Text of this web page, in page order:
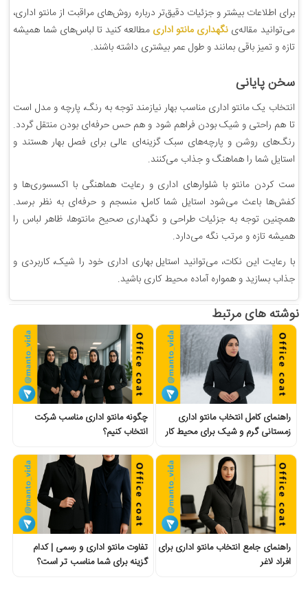
برای اطلاعات بیشتر و جزئیات دقیق‌تر درباره روش‌های مراقبت از مانتو اداری،
می‌توانید مقاله‌ی نگهداری مانتو اداری مطالعه کنید تا لباس‌های شما همیشه
تازه و تمیز باقی بمانند و طول عمر بیشتری داشته باشند.
سخن پایانی
انتخاب یک مانتو اداری مناسب بهار نیازمند توجه به رنگ، پارچه و مدل است
تا هم راحتی و شیک بودن فراهم شود و هم حس حرفه‌ای بودن منتقل گردد.
رنگ‌های روشن و پارچه‌های سبک گزینه‌ای عالی برای فصل بهار هستند و
استایل شما را هماهنگ و جذاب می‌کنند.
ست کردن مانتو با شلوارهای اداری و رعایت هماهنگی با اکسسوری‌ها و
کفش‌ها باعث می‌شود استایل شما کامل، منسجم و حرفه‌ای به نظر برسد.
همچنین توجه به جزئیات طراحی و نگهداری صحیح مانتوها، ظاهر لباس را
همیشه تازه و مرتب نگه می‌دارد.
با رعایت این نکات، می‌توانید استایل بهاری اداری خود را شیک، کاربردی و
جذاب بسازید و همواره آماده محیط کاری باشید.
نوشته های مرتبط
راهنمای کامل انتخاب مانتو اداری
زمستانی گرم و شیک برای محیط کار
چگونه مانتو اداری مناسب شرکت
انتخاب کنیم؟
راهنمای جامع انتخاب مانتو اداری برای
افراد لاغر
تفاوت مانتو اداری و رسمی | کدام
گزینه برای شما مناسب تر است؟